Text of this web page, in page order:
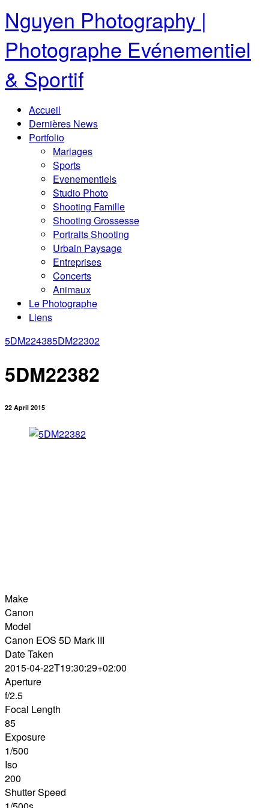
Nguyen Photography |
Photographe Evénementiel
& Sportif
Accueil
Dernières News
Portfolio
Mariages
Sports
Evenementiels
Studio Photo
Shooting Famille
Shooting Grossesse
Portraits Shooting
Urbain Paysage
Entreprises
Concerts
Animaux
Le Photographe
Liens
5DM224385DM22302
5DM22382
22 April 2015
Make
Canon
Model
Canon EOS 5D Mark III
Date Taken
2015-04-22T19:30:29+02:00
Aperture
f/2.5
Focal Length
85
Exposure
1/500
Iso
200
Shutter Speed